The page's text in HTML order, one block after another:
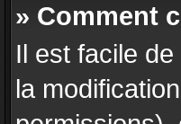
» Comment
Il est facile
la